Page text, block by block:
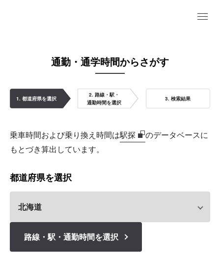
通勤・通学時間からさがす
1. 都道府県を選択
2. 路線・駅・
通勤時間を選択
3. 検索結果
乗車時間および乗り換え時間は駅探
のデータベースに
もとづき算出しています。
都道府県を選択
路線・駅・通勤時間を選択